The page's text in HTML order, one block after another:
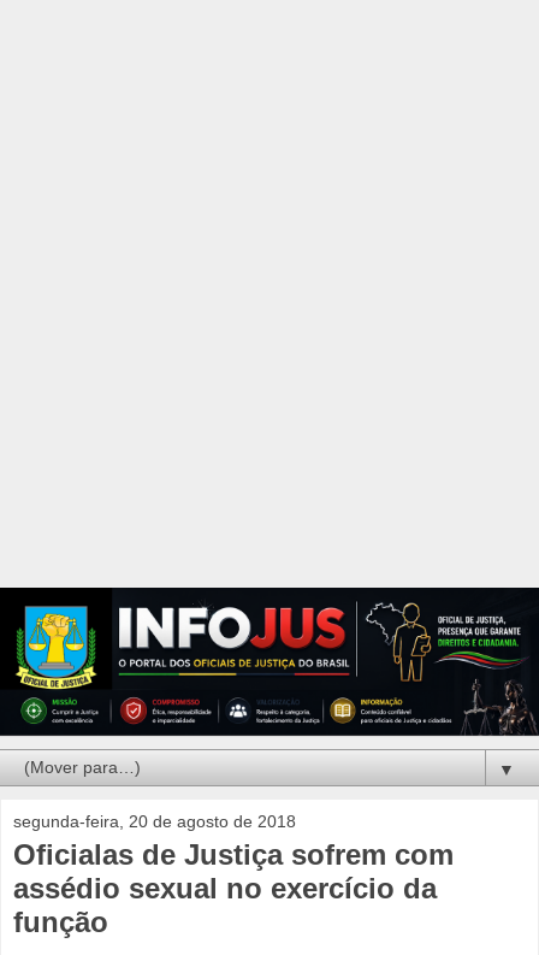
▼
segunda-feira, 20 de agosto de 2018
Oficialas de Justiça sofrem com
assédio sexual no exercício da
função